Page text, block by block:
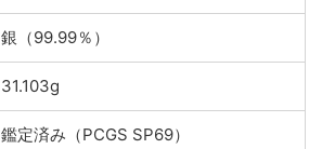
銀（99.99％）
31.103g
鑑定済み（PCGS SP69）